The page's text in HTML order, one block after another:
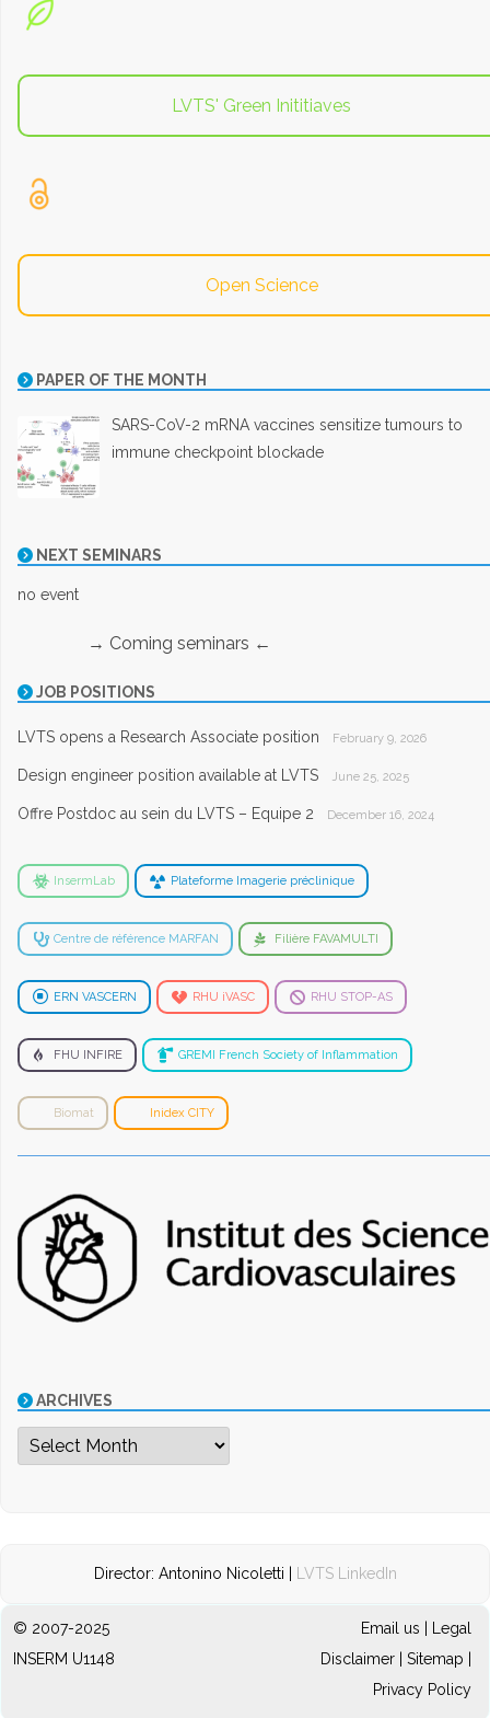
LVTS' Green Inititiaves
Open Science
PAPER OF THE MONTH
SARS-CoV-2 mRNA vaccines sensitize tumours to
immune checkpoint blockade
NEXT SEMINARS
no event
→ Coming seminars ←
JOB POSITIONS
LVTS opens a Research Associate position February 9, 2026
Design engineer position available at LVTS June 25, 2025
Offre Postdoc au sein du LVTS – Equipe 2 December 16, 2024
InsermLab Plateforme Imagerie préclinique
Centre de référence MARFAN Filière FAVAMULTI
ERN VASCERN RHU iVASC RHU STOP-AS
FHU INFIRE GREMI French Society of Inflammation
Biomat Inidex CITY
ARCHIVES
Archives
Director: Antonino Nicoletti | LVTS LinkedIn
© 2007-2025
INSERM U1148
Email us
Legal
Disclaimer| Sitemap
Privacy Policy